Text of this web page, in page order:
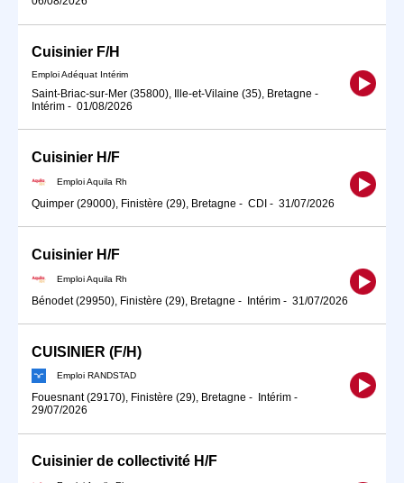
Cuisinier F/H
Emploi Adéquat Intérim
Saint-Briac-sur-Mer (35800), Ille-et-Vilaine (35), Bretagne -
Intérim - 01/08/2026
Cuisinier H/F
Emploi Aquila Rh
Quimper (29000), Finistère (29), Bretagne - CDI - 31/07/2026
Cuisinier H/F
Emploi Aquila Rh
Bénodet (29950), Finistère (29), Bretagne - Intérim - 31/07/2026
CUISINIER (F/H)
Emploi RANDSTAD
Fouesnant (29170), Finistère (29), Bretagne - Intérim -
29/07/2026
Cuisinier de collectivité H/F